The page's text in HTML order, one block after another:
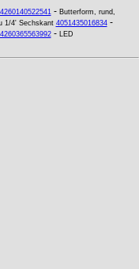
4260140522541- Butterform, rund,
1/4' Sechskant 4051435016834-
4260365563992- LED